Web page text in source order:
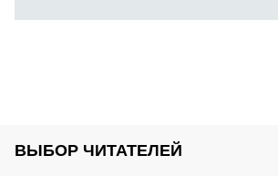
ВЫБОР ЧИТАТЕЛЕЙ